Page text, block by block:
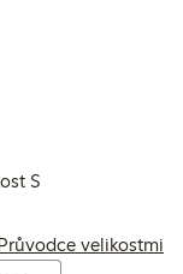
S
velikostmi